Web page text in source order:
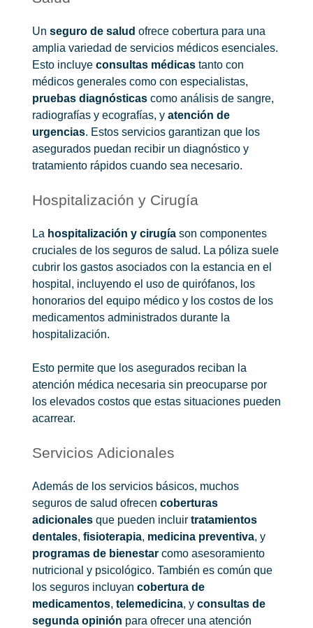
Un seguro de salud ofrece cobertura para una
amplia variedad de servicios médicos esenciales.
Esto incluye consultas médicas tanto con
médicos generales como con especialistas,
pruebas diagnósticas como análisis de sangre,
radiografías y ecografías, y atención de
urgencias. Estos servicios garantizan que los
asegurados puedan recibir un diagnóstico y
tratamiento rápidos cuando sea necesario.
Hospitalización y Cirugía
La hospitalización y cirugía son componentes
cruciales de los seguros de salud. La póliza suele
cubrir los gastos asociados con la estancia en el
hospital, incluyendo el uso de quirófanos, los
honorarios del equipo médico y los costos de los
medicamentos administrados durante la
hospitalización.
Esto permite que los asegurados reciban la
atención médica necesaria sin preocuparse por
los elevados costos que estas situaciones pueden
acarrear.
Servicios Adicionales
Además de los servicios básicos, muchos
seguros de salud ofrecen coberturas
adicionales que pueden incluir tratamientos
dentales, fisioterapia, medicina preventiva, y
programas de bienestar como asesoramiento
nutricional y psicológico. También es común que
los seguros incluyan cobertura de
medicamentos, telemedicina, y consultas de
segunda opinión para ofrecer una atención